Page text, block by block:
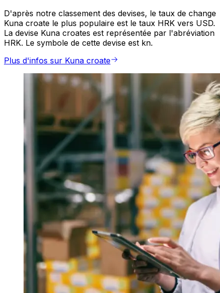
D'après notre classement des devises, le taux de change
Kuna croate le plus populaire est le taux HRK vers USD.
La devise Kuna croates est représentée par l'abréviation
HRK. Le symbole de cette devise est kn.
Plus d'infos sur Kuna croate